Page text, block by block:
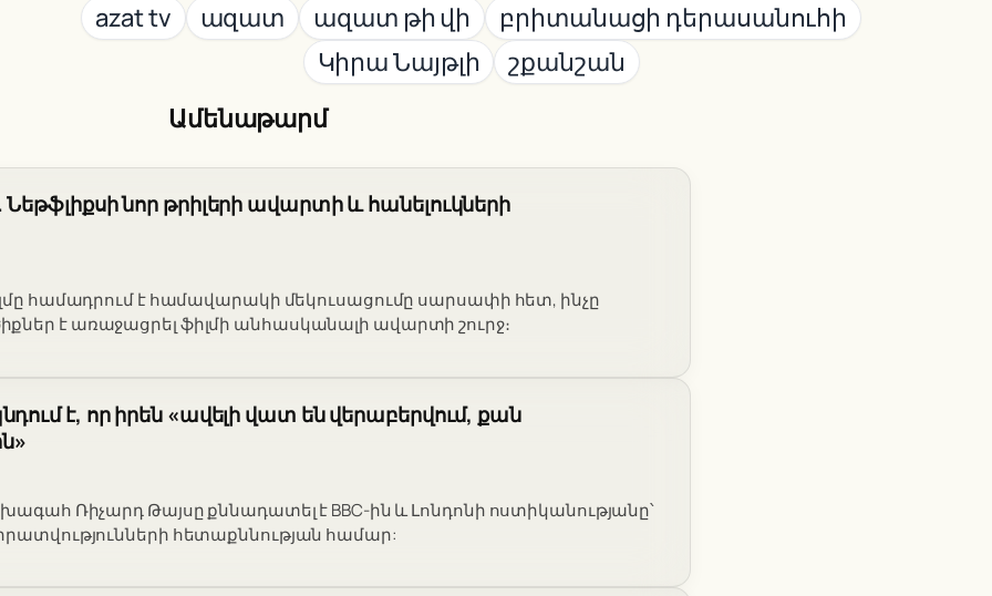
azat tv ազատ ազատ թի վի
բրիտանացի դերասանուհի
Կիրա Նայթլի
շքանշան
Ամենաթարմ
նոր թրիլերի ավարտի և հանելուկների
համադրում է համավարակի մեկուսացումը սարսափի հետ, ինչը
է առաջացրել ֆիլմի անհասկանալի ավարտի շուրջ։
է, որ իրեն «ավելի վատ են վերաբերվում, քան
Ռիչարդ Թայսը քննադատել է BBC-ին և Լոնդոնի ոստիկանությանը՝
հետաքննության համար: